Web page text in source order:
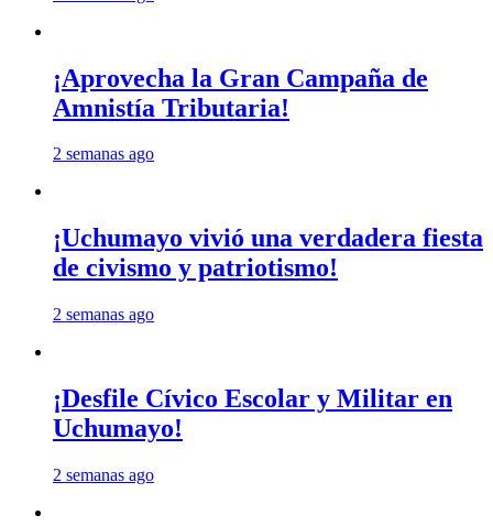
¡Aprovecha la Gran Campaña de
Amnistía Tributaria!
2 semanas ago
¡Uchumayo vivió una verdadera fiesta
de civismo y patriotismo!
2 semanas ago
¡Desfile Cívico Escolar y Militar en
Uchumayo!
2 semanas ago